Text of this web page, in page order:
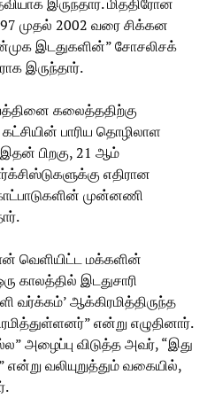
முதல் 2002 வரை சிக்கன
இடதுகளின்” சோசலிசக்
இருந்தார்.
கலைத்ததிற்கு
பாரிய தொழிலாள
பிறகு, 21 ஆம்
எதிரான
முன்னணி
மக்களின்
காலத்தில் இடதுசாரி
வர்க்கம்’ ஆக்கிரமித்திருந்த
என்று எழுதினார்.
அழைப்பு விடுத்த அவர், “இது
வலியுறுத்தும் வகையில்,